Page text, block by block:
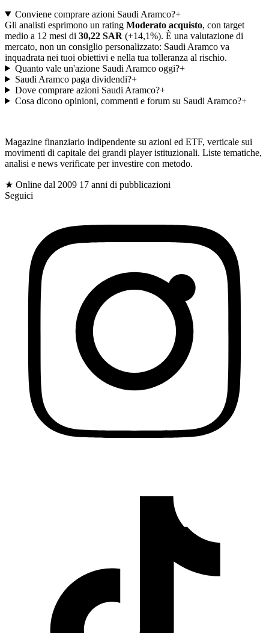
Conviene comprare azioni Saudi Aramco?+
Gli analisti esprimono un rating Moderato acquisto, con target
medio a 12 mesi di 30,22 SAR (+14,1%). È una valutazione di
mercato, non un consiglio personalizzato: Saudi Aramco va
inquadrata nei tuoi obiettivi e nella tua tolleranza al rischio.
Quanto vale un'azione Saudi Aramco oggi?+
Saudi Aramco paga dividendi?+
Dove comprare azioni Saudi Aramco?+
Cosa dicono opinioni, commenti e forum su Saudi Aramco?+
$
Magazine finanziario indipendente su azioni ed ETF, verticale sui
movimenti di capitale dei grandi player istituzionali. Liste tematiche,
analisi e news verificate per investire con metodo.
★ Online dal 2009 17 anni di pubblicazioni
Seguici